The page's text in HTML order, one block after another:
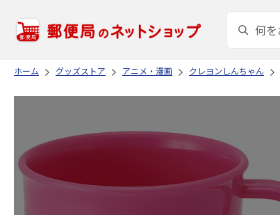
ホーム グッズストア アニメ・漫画 クレヨンしんちゃん